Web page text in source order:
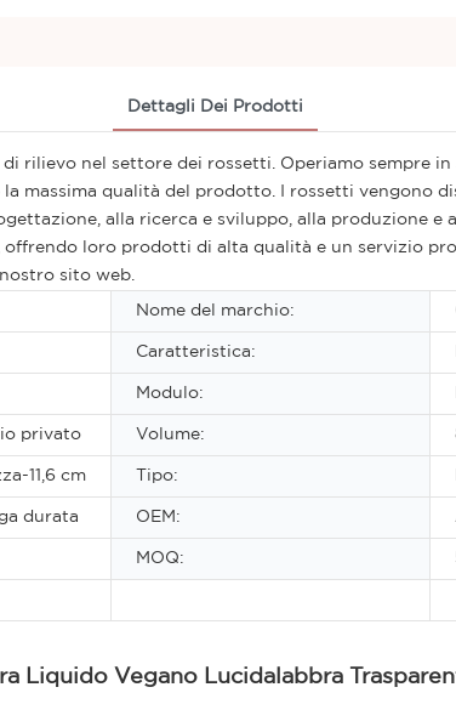
Dettagli Dei Prodotti
rilievo nel settore dei rossetti. Operiamo sempre
massima qualità del prodotto. I rossetti vengono
alla ricerca e sviluppo, alla produzione
loro prodotti di alta qualità e un servizio
sito web.
Nome del marchio:
Caratteristica:
Modulo:
privato Volume:
11,6 cm Tipo:
durata OEM:
MOQ:
Liquido Vegano Lucidalabbra